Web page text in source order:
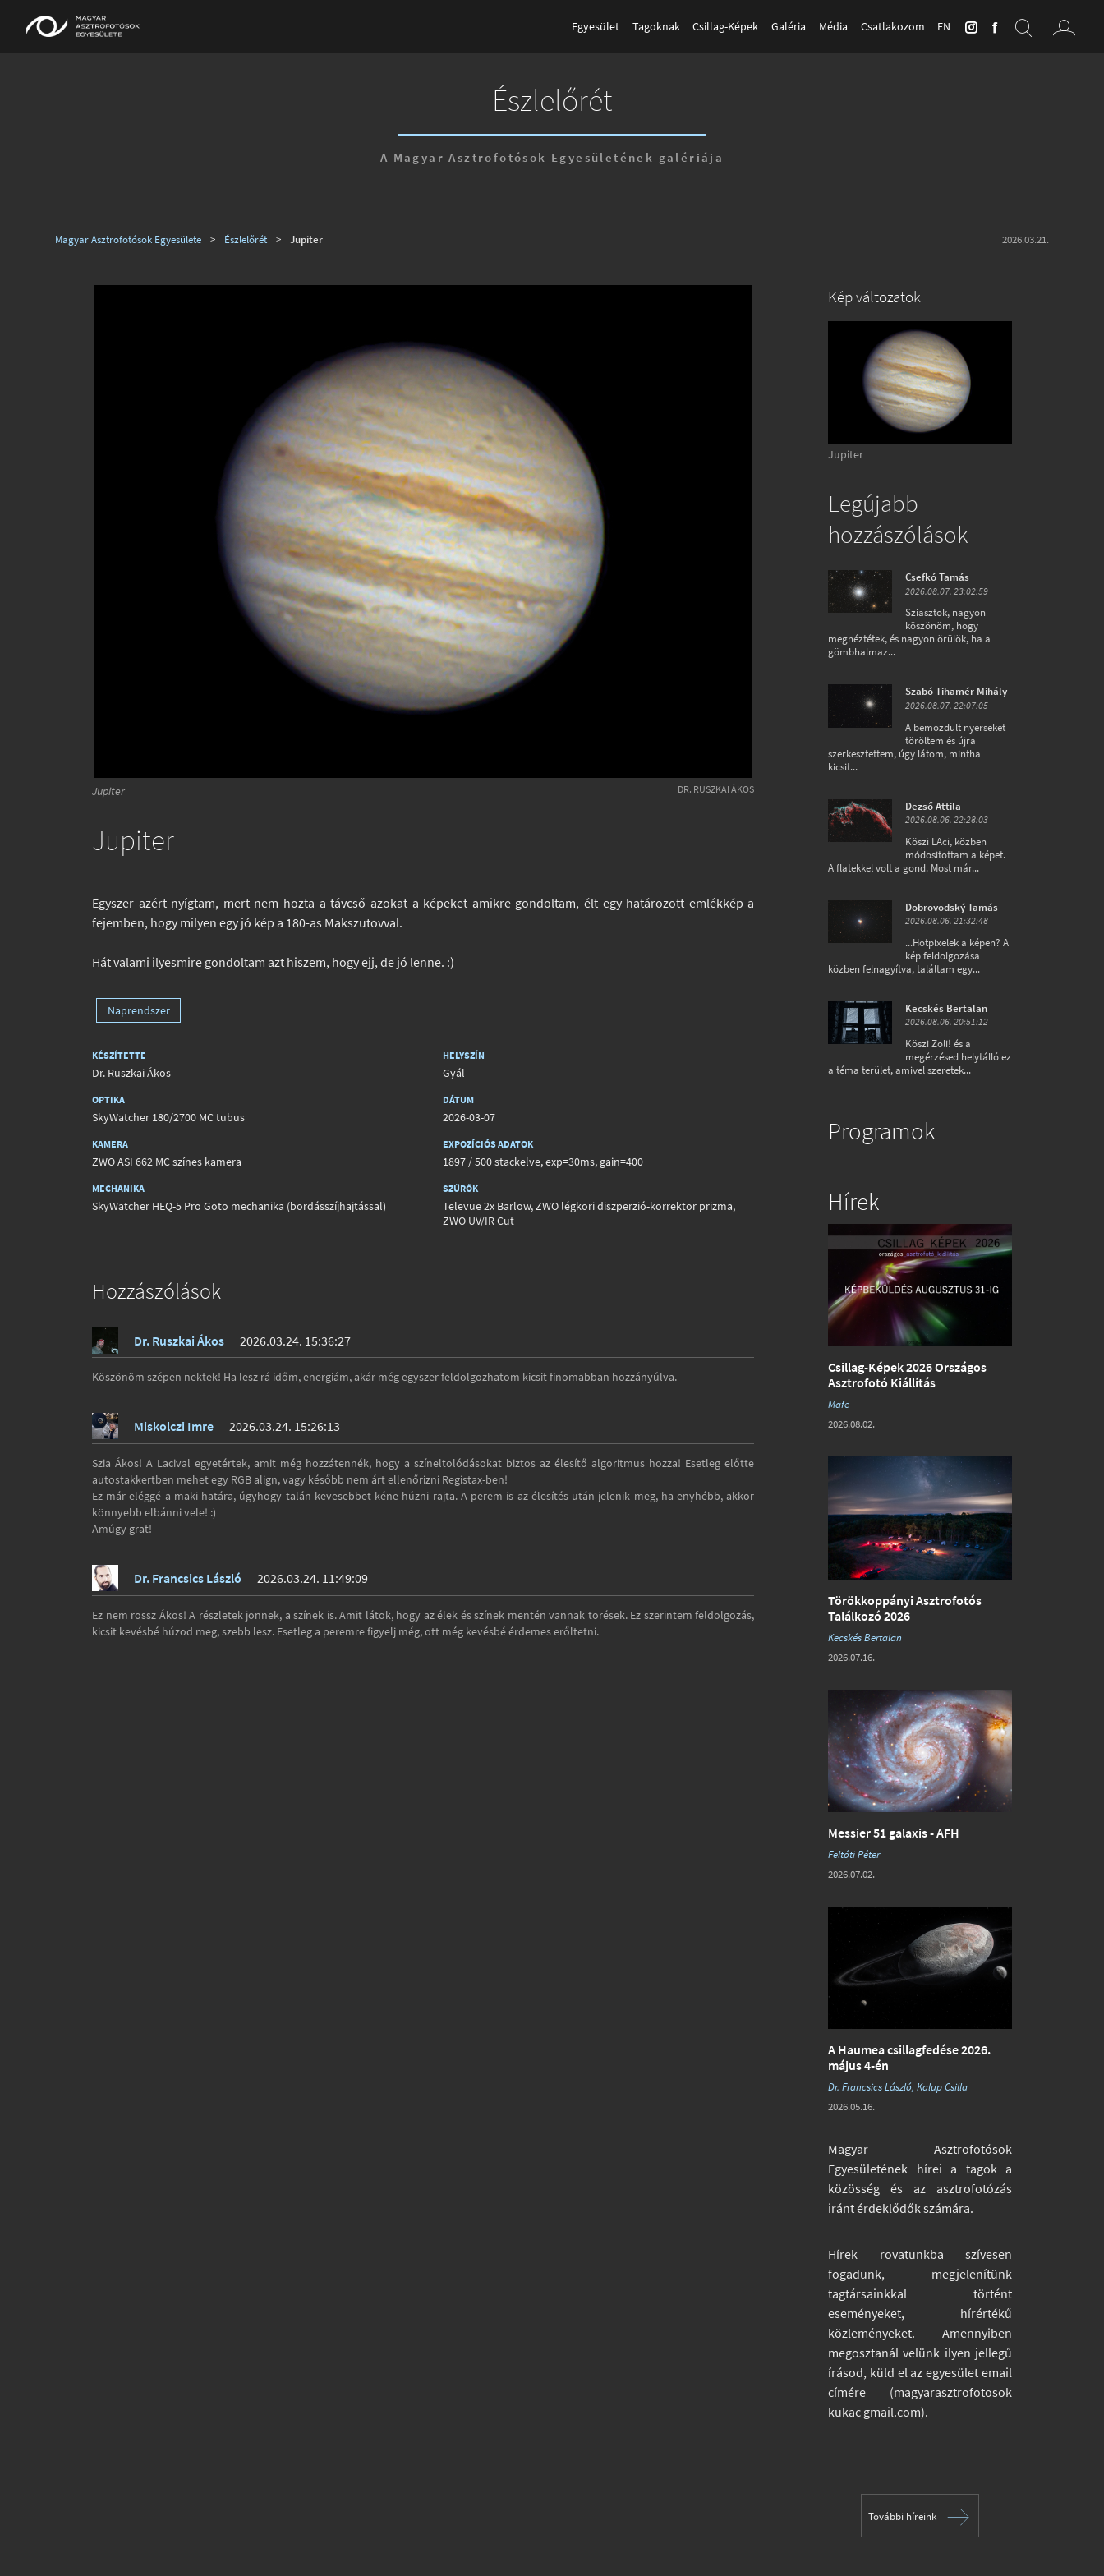
Egyesület Tagoknak Csillag-Képek Galéria Média Csatlakozom EN
Észlelőrét
A Magyar Asztrofotósok Egyesületének galériája
2026.03.21.
Magyar Asztrofotósok Egyesülete > Észlelőrét > Jupiter
DR. RUSZKAI ÁKOS
Jupiter
Jupiter
Egyszer azért nyígtam, mert nem hozta a távcső azokat a képeket amikre gondoltam, élt egy határozott emlékkép a
fejemben, hogy milyen egy jó kép a 180-as Makszutovval.
Hát valami ilyesmire gondoltam azt hiszem, hogy ejj, de jó lenne. :)
Naprendszer
KÉSZÍTETTE
Dr. Ruszkai Ákos
OPTIKA
SkyWatcher 180/2700 MC tubus
KAMERA
ZWO ASI 662 MC színes kamera
MECHANIKA
SkyWatcher HEQ-5 Pro Goto mechanika (bordásszíjhajtással)
HELYSZÍN
Gyál
DÁTUM
2026-03-07
EXPOZÍCIÓS ADATOK
1897 / 500 stackelve, exp=30ms, gain=400
SZŰRŐK
Televue 2x Barlow, ZWO légköri diszperzió-korrektor prizma,
ZWO UV/IR Cut
Hozzászólások
Dr. Ruszkai Ákos 2026.03.24. 15:36:27
Köszönöm szépen nektek! Ha lesz rá időm, energiám, akár még egyszer feldolgozhatom kicsit finomabban hozzányúlva.
Miskolczi Imre 2026.03.24. 15:26:13
Szia Ákos! A Lacival egyetértek, amit még hozzátennék, hogy a színeltolódásokat biztos az élesítő algoritmus hozza! Esetleg előtte
autostakkertben mehet egy RGB align, vagy később nem árt ellenőrizni Registax-ben!
Ez már eléggé a maki határa, úgyhogy talán kevesebbet kéne húzni rajta. A perem is az élesítés után jelenik meg, ha enyhébb, akkor
könnyebb elbánni vele! :)
Amúgy grat!
Dr. Francsics László 2026.03.24. 11:49:09
Ez nem rossz Ákos! A részletek jönnek, a színek is. Amit látok, hogy az élek és színek mentén vannak törések. Ez szerintem feldolgozás,
kicsit kevésbé húzod meg, szebb lesz. Esetleg a peremre figyelj még, ott még kevésbé érdemes erőltetni.
Kép változatok
Jupiter
Legújabb
hozzászólások
Csefkó Tamás
2026.08.07. 23:02:59
Sziasztok, nagyon
köszönöm, hogy
megnéztétek, és nagyon örülök, ha a
gömbhalmaz...
Szabó Tihamér Mihály
2026.08.07. 22:07:05
A bemozdult nyerseket
töröltem és újra
szerkesztettem, úgy látom, mintha
kicsit...
Dezső Attila
2026.08.06. 22:28:03
Köszi LAci, közben
módositottam a képet.
A flatekkel volt a gond. Most már...
Dobrovodský Tamás
2026.08.06. 21:32:48
...Hotpixelek a képen? A
kép feldolgozása
közben felnagyítva, találtam egy...
Kecskés Bertalan
2026.08.06. 20:51:12
Köszi Zoli! és a
megérzésed helytálló ez
a téma terület, amivel szeretek...
Programok
Hírek
Csillag-Képek 2026 Országos
Asztrofotó Kiállítás
Mafe
2026.08.02.
Törökkoppányi Asztrofotós
Találkozó 2026
Kecskés Bertalan
2026.07.16.
Messier 51 galaxis - AFH
Feltóti Péter
2026.07.02.
A Haumea csillagfedése 2026.
május 4-én
Dr. Francsics László, Kalup Csilla
2026.05.16.
Magyar Asztrofotósok
Egyesületének hírei a tagok a
közösség és az asztrofotózás
iránt érdeklődők számára.
Hírek rovatunkba szívesen
fogadunk, megjelenítünk
tagtársainkkal történt
eseményeket, hírértékű
közleményeket. Amennyiben
megosztanál velünk ilyen jellegű
írásod, küld el az egyesület email
címére (magyarasztrofotosok
kukac gmail.com).
További híreink